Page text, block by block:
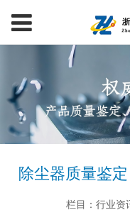
除尘器质量鉴
栏目：行业资